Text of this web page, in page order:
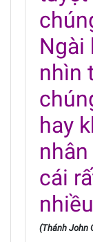
Ngài
nhìn
hay
cái
(Thánh John